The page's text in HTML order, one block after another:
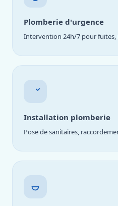
Plomberie d'urgence
Intervention 24h/7 pour fuites,
Installation plomberie
Pose de sanitaires,